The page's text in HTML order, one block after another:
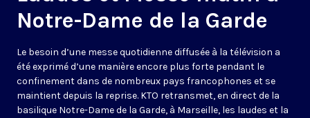
Notre-Dame de la Garde
Le besoin d’une messe quotidienne diffusée à la télévision a
été exprimé d’une manière encore plus forte pendant le
confinement dans de nombreux pays francophones et se
maintient depuis la reprise. KTO retransmet, en direct de la
basilique Notre-Dame de la Garde, à Marseille, les laudes et la